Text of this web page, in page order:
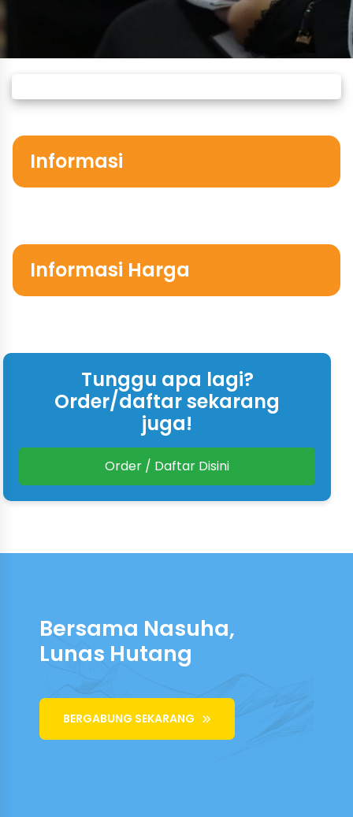
Informasi
Informasi Harga
Tunggu apa lagi?
Order/daftar sekarang
juga!
Order / Daftar Disini
Bersama Nasuha,
Lunas Hutang
BERGABUNG SEKARANG